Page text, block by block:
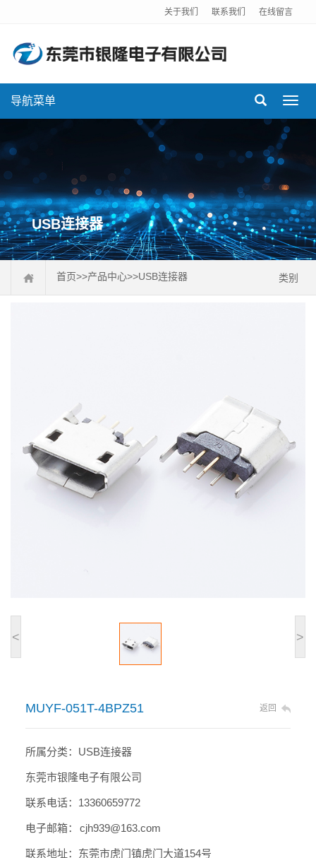
关于我们 联系我们 在线留言
导航菜单
USB连接器
首页>>产品中心>>USB连接器 类别
< >
MUYF-051T-4BPZ51 返回
所属分类：USB连接器
东莞市银隆电子有限公司
联系电话：13360659772
电子邮箱： cjh939@163.com
联系地址：东莞市虎门镇虎门大道154号